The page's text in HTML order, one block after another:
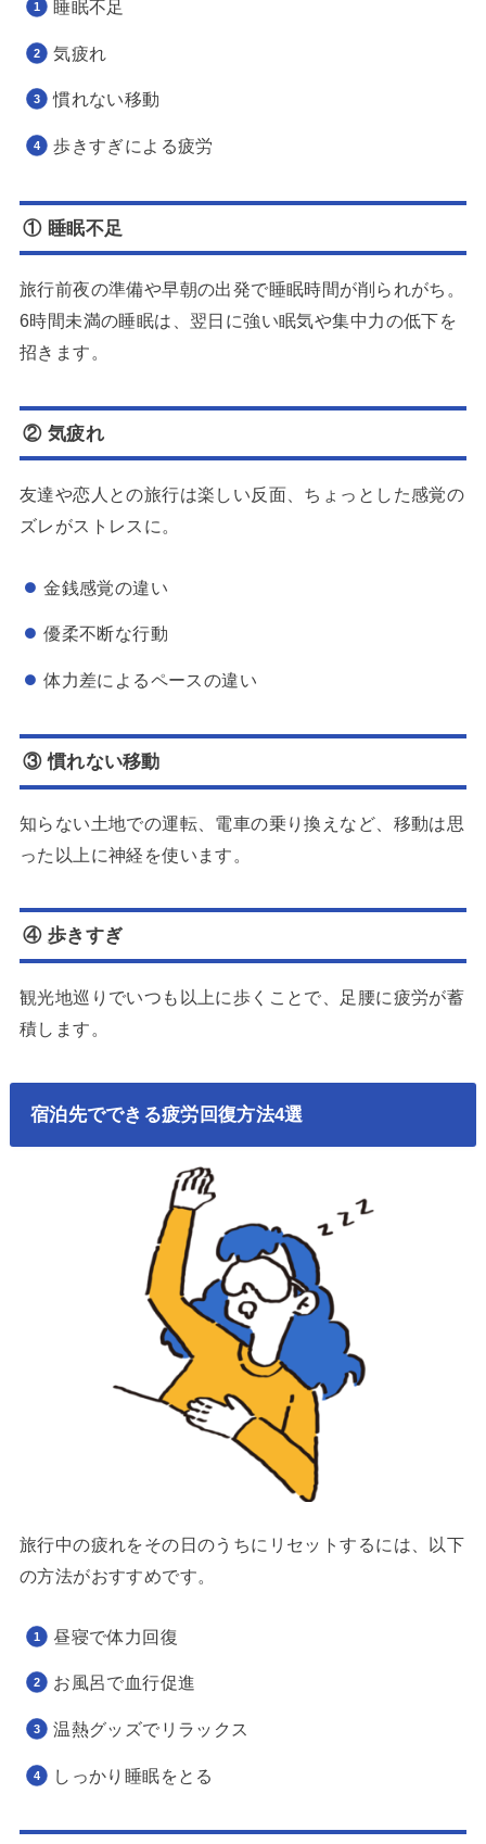
睡眠不足
気疲れ
慣れない移動
歩きすぎによる疲労
① 睡眠不足
旅行前夜の準備や早朝の出発で睡眠時間が削られがち。
6時間未満の睡眠は、翌日に強い眠気や集中力の低下を
招きます。
② 気疲れ
友達や恋人との旅行は楽しい反面、ちょっとした感覚の
ズレがストレスに。
金銭感覚の違い
優柔不断な行動
体力差によるペースの違い
③ 慣れない移動
知らない土地での運転、電車の乗り換えなど、移動は思
った以上に神経を使います。
④ 歩きすぎ
観光地巡りでいつも以上に歩くことで、足腰に疲労が蓄
積します。
宿泊先でできる疲労回復方法4選
旅行中の疲れをその日のうちにリセットするには、以下
の方法がおすすめです。
昼寝で体力回復
お風呂で血行促進
温熱グッズでリラックス
しっかり睡眠をとる